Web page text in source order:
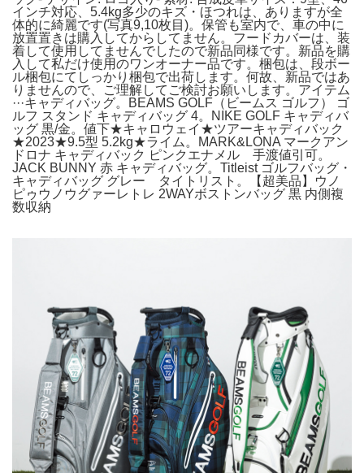
インチ対応、5.4kg多少のキズ・ほつれは、ありますが全
体的に綺麗です(写真9,10枚目)。保管も室内で、車の中に
放置置きは購入してからしてません。フードカバーは、装
着して使用してませんでしたので新品同様です。新品を購
入して私だけ使用のワンオーナー品です。梱包は、段ボー
ル梱包にてしっかり梱包で出荷します。何故、新品ではあ
りませんので、ご理解してご検討お願いします。アイテム
···キャディバッグ。BEAMS GOLF（ビームス ゴルフ） ゴ
ルフ スタンド キャディバッグ 4。NIKE GOLF キャディバ
ッグ 黒/金。値下★キャロウェイ★ツアーキャディバック
★2023★9.5型 5.2kg★ライム。MARK&LONA マークアン
ドロナ キャディバック ピンクエナメル 手渡値引可。
JACK BUNNY 赤 キャディバッグ。Titleist ゴルフバッグ・
キャディバッグ グレー タイトリスト。【超美品】ウノ
ピゥウノウグァーレトレ 2WAYボストンバッグ 黒 内側複
数収納